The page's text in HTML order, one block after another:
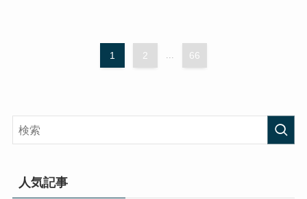
1 2 66
人気記事